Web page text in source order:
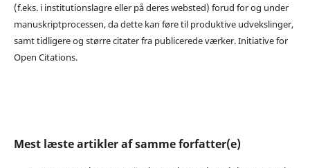
(f.eks. i institutionslagre eller på deres websted) forud for og under
manuskriptprocessen, da dette kan føre til produktive udvekslinger,
samt tidligere og større citater fra publicerede værker. Initiative for
Open Citations.
Mest læste artikler af samme forfatter(e)